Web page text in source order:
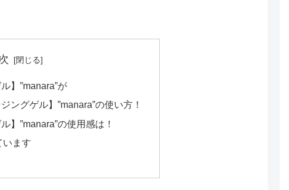
】”manara”が
ゲル】”manara”の使い方！
】”manara”の使用感は！
います